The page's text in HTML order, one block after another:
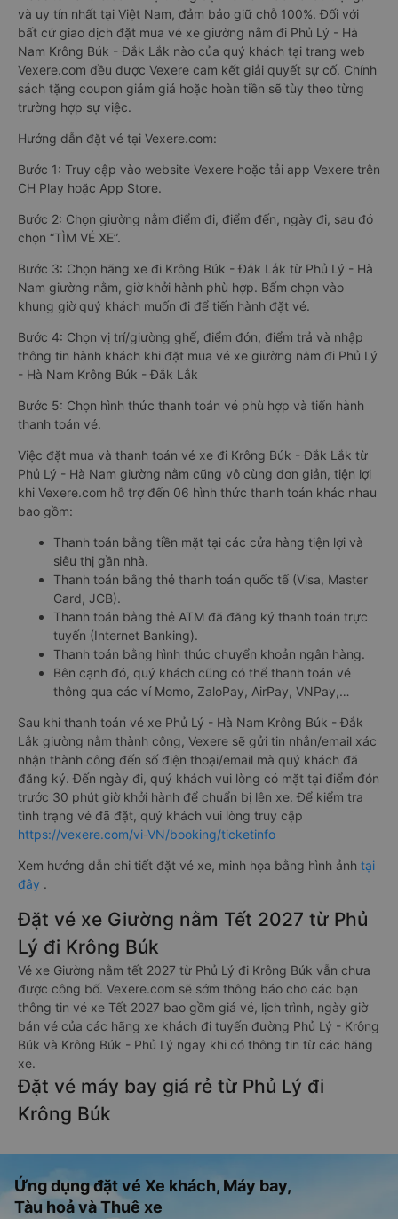
và uy tín nhất tại Việt Nam, đảm bảo giữ chỗ 100%. Đối với
bất cứ giao dịch đặt mua vé xe giường nằm đi Phủ Lý - Hà
Nam Krông Búk - Đắk Lắk nào của quý khách tại trang web
Vexere.com đều được Vexere cam kết giải quyết sự cố. Chính
sách tặng coupon giảm giá hoặc hoàn tiền sẽ tùy theo từng
trường hợp sự việc.
Hướng dẫn đặt vé tại Vexere.com:
Bước 1: Truy cập vào website Vexere hoặc tải app Vexere trên
CH Play hoặc App Store.
Bước 2: Chọn giường nằm điểm đi, điểm đến, ngày đi, sau đó
chọn “TÌM VÉ XE”.
Bước 3: Chọn hãng xe đi Krông Búk - Đắk Lắk từ Phủ Lý - Hà
Nam giường nằm, giờ khởi hành phù hợp. Bấm chọn vào
khung giờ quý khách muốn đi để tiến hành đặt vé.
Bước 4: Chọn vị trí/giường ghế, điểm đón, điểm trả và nhập
thông tin hành khách khi đặt mua vé xe giường nằm đi Phủ Lý
- Hà Nam Krông Búk - Đắk Lắk
Bước 5: Chọn hình thức thanh toán vé phù hợp và tiến hành
thanh toán vé.
Việc đặt mua và thanh toán vé xe đi Krông Búk - Đắk Lắk từ
Phủ Lý - Hà Nam giường nằm cũng vô cùng đơn giản, tiện lợi
khi Vexere.com hỗ trợ đến 06 hình thức thanh toán khác nhau
bao gồm:
Thanh toán bằng tiền mặt tại các cửa hàng tiện lợi và
siêu thị gần nhà.
Thanh toán bằng thẻ thanh toán quốc tế (Visa, Master
Card, JCB).
Thanh toán bằng thẻ ATM đã đăng ký thanh toán trực
tuyến (Internet Banking).
Thanh toán bằng hình thức chuyển khoản ngân hàng.
Bên cạnh đó, quý khách cũng có thể thanh toán vé
thông qua các ví Momo, ZaloPay, AirPay, VNPay,…
Sau khi thanh toán vé xe Phủ Lý - Hà Nam Krông Búk - Đắk
Lắk giường nằm thành công, Vexere sẽ gửi tin nhắn/email xác
nhận thành công đến số điện thoại/email mà quý khách đã
đăng ký. Đến ngày đi, quý khách vui lòng có mặt tại điểm đón
trước 30 phút giờ khởi hành để chuẩn bị lên xe. Để kiểm tra
tình trạng vé đã đặt, quý khách vui lòng truy cập
https://vexere.com/vi-VN/booking/ticketinfo
Xem hướng dẫn chi tiết đặt vé xe, minh họa bằng hình ảnh tại
đây .
Đặt vé xe Giường nằm Tết 2027 từ Phủ
Lý đi Krông Búk
Vé xe Giường nằm tết 2027 từ Phủ Lý đi Krông Búk vẫn chưa
được công bố. Vexere.com sẽ sớm thông báo cho các bạn
thông tin vé xe Tết 2027 bao gồm giá vé, lịch trình, ngày giờ
bán vé của các hãng xe khách đi tuyến đường Phủ Lý - Krông
Búk và Krông Búk - Phủ Lý ngay khi có thông tin từ các hãng
xe.
Đặt vé máy bay giá rẻ từ Phủ Lý đi
Krông Búk
Ứng dụng đặt vé Xe khách, Máy bay,
Tàu hoả và Thuê xe